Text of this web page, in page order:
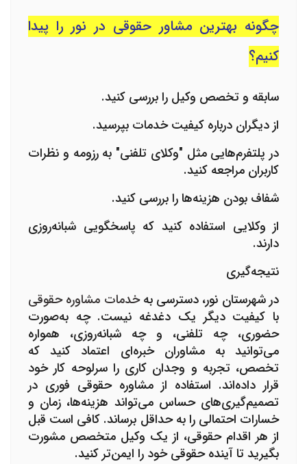
چگونه بهترین مشاور حقوقی در نور را پیدا
کنیم؟
سابقه و تخصص وکیل را بررسی کنید.
از دیگران درباره کیفیت خدمات بپرسید.
در پلتفرم‌هایی مثل "وکلای تلفنی" به رزومه و نظرات
کاربران مراجعه کنید.
شفاف بودن هزینه‌ها را بررسی کنید.
از وکلایی استفاده کنید که پاسخگویی شبانه‌روزی
دارند.
نتیجه‌گیری
در شهرستان نور، دسترسی بهخدمات مشاوره حقوقی
با کیفیت دیگر یک دغدغه نیست. چه به‌صورت
حضوری، چه تلفنی، و چه شبانه‌روزی، همواره
می‌توانید به مشاوران خبره‌ای اعتماد کنید که
تخصص، تجربه و وجدان کاری را سرلوحه کار خود
قرار داده‌اند. استفاده از مشاوره حقوقی فوری در
تصمیم‌گیری‌های حساس می‌تواند هزینه‌ها، زمان و
خسارات احتمالی را به حداقل برساند. کافی است قبل
از هر اقدام حقوقی، از یک وکیل متخصص مشورت
بگیرید تا آینده حقوقی خود را ایمن‌تر کنید.